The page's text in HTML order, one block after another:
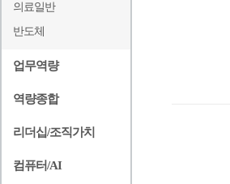
의료일반
반도체
업무역량
역량종합
리더십/조직가치
컴퓨터/AI